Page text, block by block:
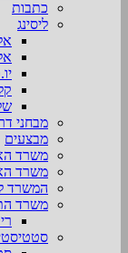
כתבות
ליסינג
מבחני
מבצעים
משרד
משרד
המשרד
משרד